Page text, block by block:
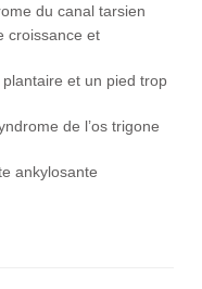
du canal tarsien
croissance et
et un pied trop
de l’os trigone
ankylosante